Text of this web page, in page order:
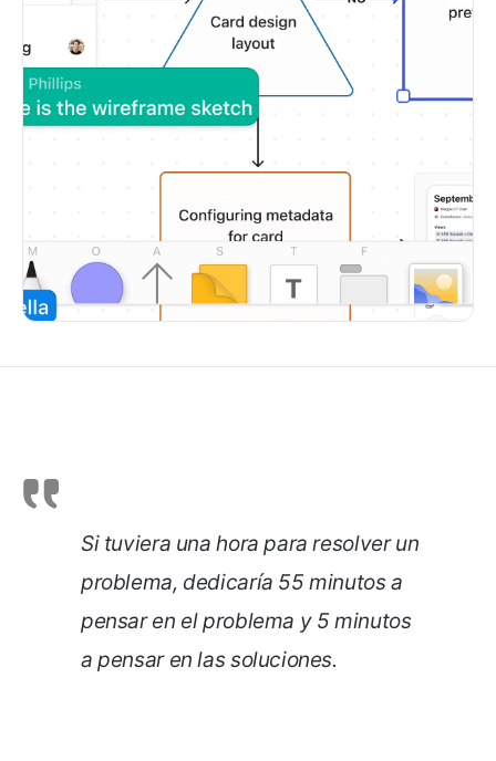
Si tuviera una hora para resolver un
problema, dedicaría 55 minutos a
pensar en el problema y 5 minutos
a pensar en las soluciones.